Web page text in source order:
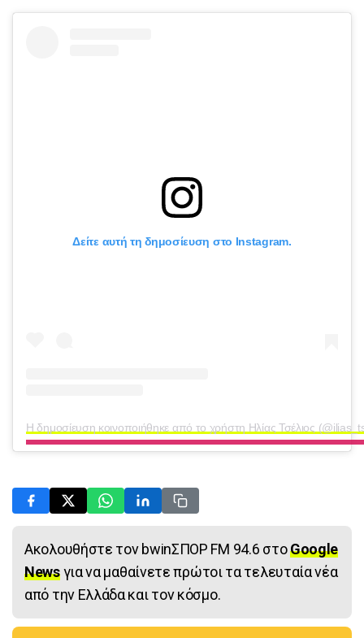
Δείτε αυτή τη δημοσίευση στο Instagram.
Η δημοσίευση κοινοποιήθηκε από το χρήστη Ηλίας Τσέλιος
Ακολουθήστε τον bwinΣΠΟΡ FM 94.6 στοGoogle
Newsγια να μαθαίνετε πρώτοι τα τελευταία νέα
από την Ελλάδα και τον κόσμο.